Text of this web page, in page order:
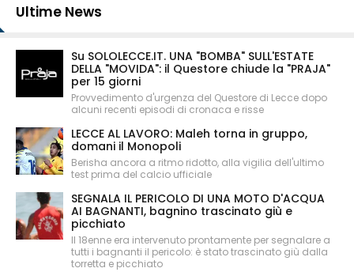
Ultime News
Su SOLOLECCE.IT. UNA "BOMBA" SULL'ESTATE
DELLA "MOVIDA": il Questore chiude la "PRAJA"
per 15 giorni
Provvedimento d'urgenza del Questore di Lecce dopo
alcuni recenti episodi di cronaca e risse
LECCE AL LAVORO: Maleh torna in gruppo,
domani il Monopoli
Berisha ancora a ritmo ridotto, alla vigilia dell'ultimo
test prima del calcio ufficiale
SEGNALA IL PERICOLO DI UNA MOTO D'ACQUA
AI BAGNANTI, bagnino trascinato giù e
picchiato
Il 18enne era intervenuto prontamente per segnalare a
tutti i bagnanti il pericolo: è stato trascinato giù dalla
torretta e picchiato